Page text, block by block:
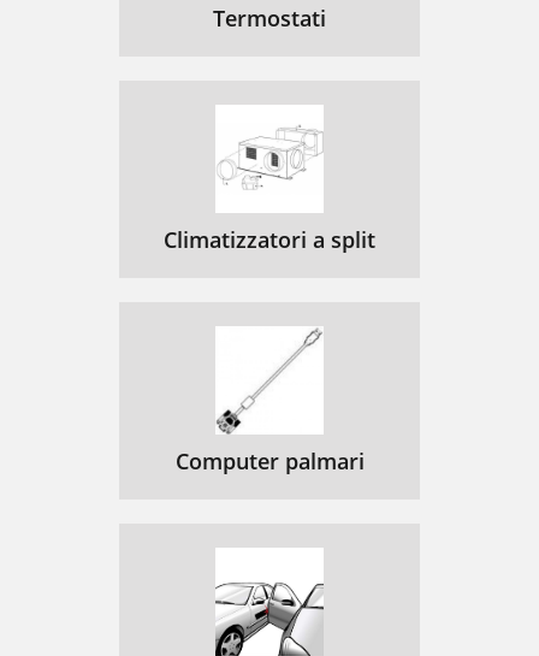
Termostati
Climatizzatori a split
Computer palmari